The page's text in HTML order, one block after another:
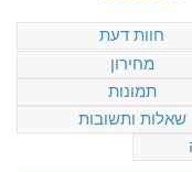
חוות דעת
מחירון
תמונות
שאלות ותשובות